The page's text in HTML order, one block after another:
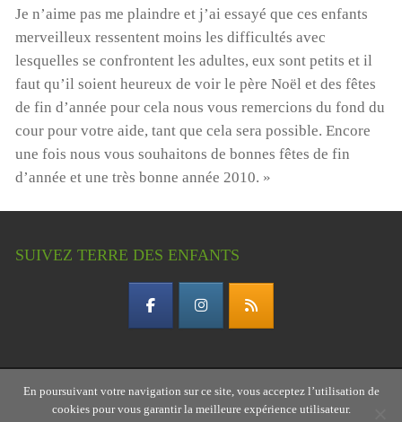
Je n’aime pas me plaindre et j’ai essayé que ces enfants
merveilleux ressentent moins les difficultés avec
lesquelles se confrontent les adultes, eux sont petits et il
faut qu’il soient heureux de voir le père Noël et des fêtes
de fin d’année pour cela nous vous remercions du fond du
cour pour votre aide, tant que cela sera possible. Encore
une fois nous vous souhaitons de bonnes fêtes de fin
d’année et une très bonne année 2010. »
SUIVEZ TERRE DES ENFANTS
Copyright © 2026 Terre des enfants – association
En poursuivant votre navigation sur ce site, vous acceptez l’utilisation de
cookies pour vous garantir la meilleure expérience utilisateur.